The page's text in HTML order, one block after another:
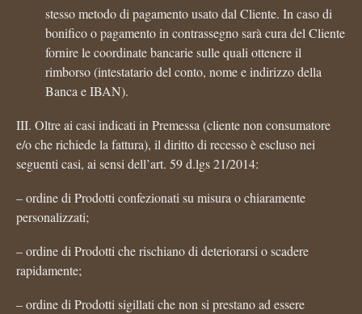
stesso metodo di pagamento usato dal Cliente. In caso di
bonifico o pagamento in contrassegno sarà cura del Cliente
fornire le coordinate bancarie sulle quali ottenere il
rimborso (intestatario del conto, nome e indirizzo della
Banca e IBAN).
III. Oltre ai casi indicati in Premessa (cliente non consumatore
e/o che richiede la fattura), il diritto di recesso è escluso nei
seguenti casi, ai sensi dell’art. 59 d.lgs 21/2014:
– ordine di Prodotti confezionati su misura o chiaramente
personalizzati;
– ordine di Prodotti che rischiano di deteriorarsi o scadere
rapidamente;
– ordine di Prodotti sigillati che non si prestano ad essere